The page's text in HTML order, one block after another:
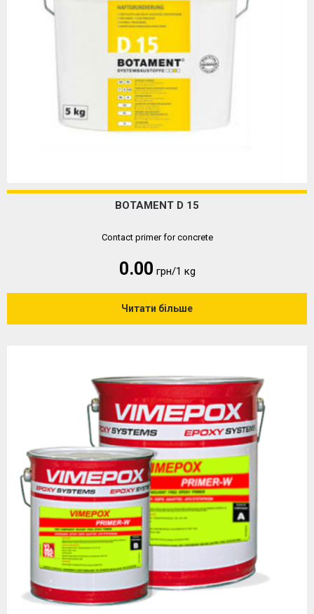
BOTAMENT D 15
Contact primer for concrete
0.00 грн/1 кg
Читати більше